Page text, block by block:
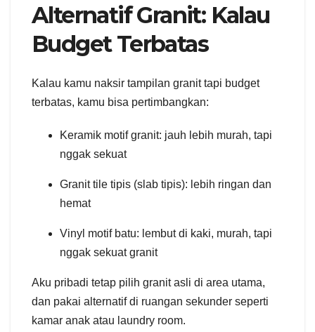
Alternatif Granit: Kalau
Budget Terbatas
Kalau kamu naksir tampilan granit tapi budget
terbatas, kamu bisa pertimbangkan:
Keramik motif granit: jauh lebih murah, tapi
nggak sekuat
Granit tile tipis (slab tipis): lebih ringan dan
hemat
Vinyl motif batu: lembut di kaki, murah, tapi
nggak sekuat granit
Aku pribadi tetap pilih granit asli di area utama,
dan pakai alternatif di ruangan sekunder seperti
kamar anak atau laundry room.